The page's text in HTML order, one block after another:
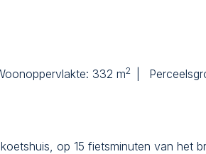
332 m2
op 15 fietsminuten van het